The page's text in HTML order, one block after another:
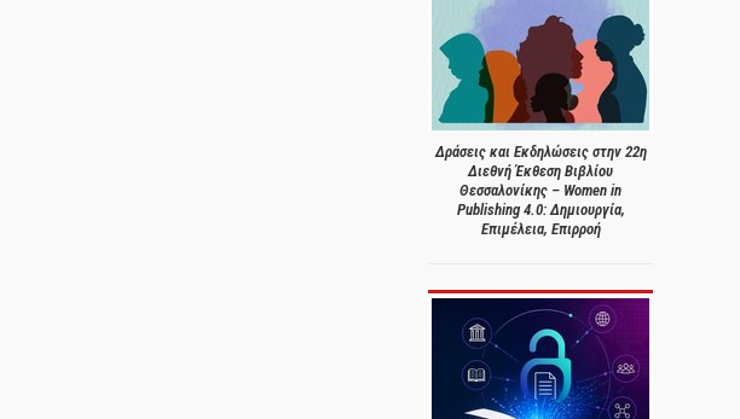
Δράσεις και Εκδηλώσεις στην 22η
Διεθνή Έκθεση Βιβλίου
Θεσσαλονίκης – Women in
Publishing 4.0: Δημιουργία,
Επιμέλεια, Επιρροή